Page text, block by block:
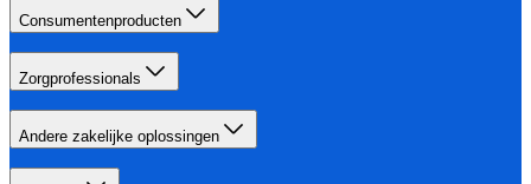
Consumentenproducten
Zorgprofessionals
Andere zakelijke oplossingen